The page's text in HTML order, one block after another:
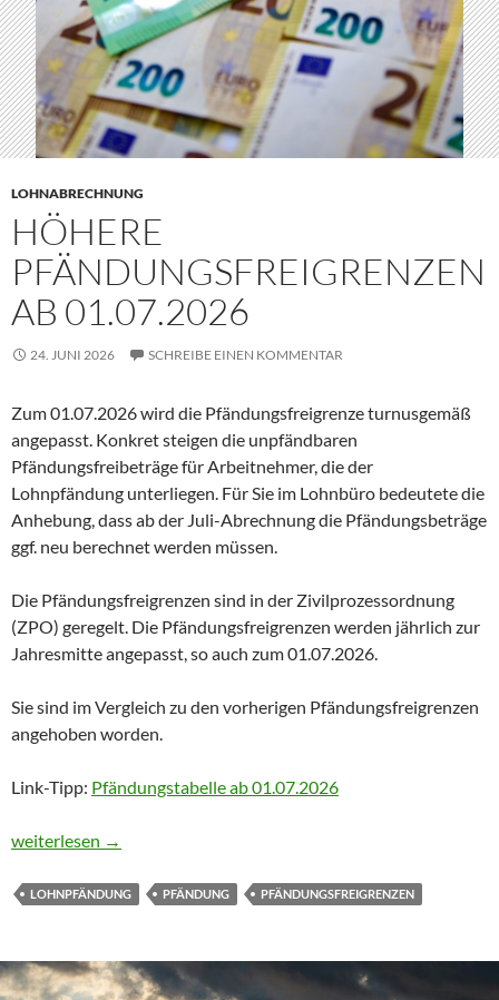
LOHNABRECHNUNG
HÖHERE
PFÄNDUNGSFREIGRENZEN
AB 01.07.2026
24. JUNI 2026 SCHREIBE EINEN KOMMENTAR
Zum 01.07.2026 wird die Pfändungsfreigrenze turnusgemäß
angepasst. Konkret steigen die unpfändbaren
Pfändungsfreibeträge für Arbeitnehmer, die der
Lohnpfändung unterliegen. Für Sie im Lohnbüro bedeutete die
Anhebung, dass ab der Juli-Abrechnung die Pfändungsbeträge
ggf. neu berechnet werden müssen.
Die Pfändungsfreigrenzen sind in der Zivilprozessordnung
(ZPO) geregelt. Die Pfändungsfreigrenzen werden jährlich zur
Jahresmitte angepasst, so auch zum 01.07.2026.
Sie sind im Vergleich zu den vorherigen Pfändungsfreigrenzen
angehoben worden.
Link-Tipp: Pfändungstabelle ab 01.07.2026
Höhere Pfändungsfreigrenzen ab 01.07.2026
weiterlesen →
LOHNPFÄNDUNG PFÄNDUNG PFÄNDUNGSFREIGRENZEN